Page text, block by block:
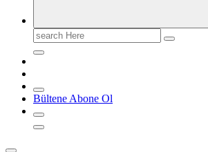
Search
for:
Bültene Abone Ol